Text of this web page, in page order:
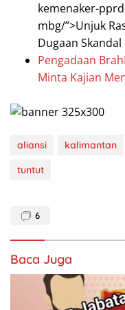
kemenaker-
mbg/”>Unjuk
Dugaan
Pengadaan
Minta Kajian
aliansi kalimantan
tuntut
6
Baca Juga